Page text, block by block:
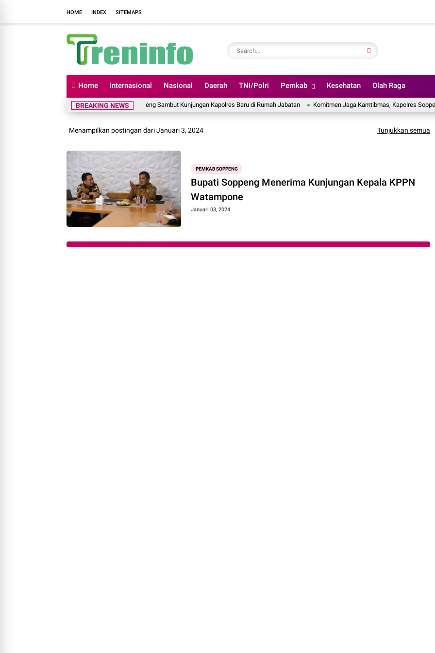
HOME INDEX SITEMAPS
Home Internasional Nasional Daerah TNI/Polri Pemkab Kesehatan Olah Raga
BREAKING NEWS
Perkuat Sinergitas, Bupati Soppeng Sambut Kunjungan Kapolres Baru di Rumah Jabatan Komitmen Jaga Kamtibmas, Kapolres Soppeng
Menampilkan postingan dari Januari 3, 2024 Tunjukkan semua
PEMKAB SOPPENG
Bupati Soppeng Menerima Kunjungan Kepala KPPN
Watampone
Januari 03, 2024